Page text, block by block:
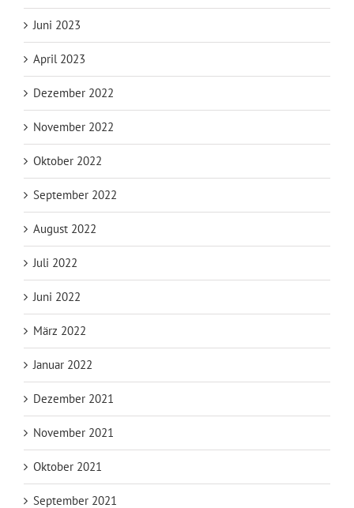
Juni 2023
April 2023
Dezember 2022
November 2022
Oktober 2022
September 2022
August 2022
Juli 2022
Juni 2022
März 2022
Januar 2022
Dezember 2021
November 2021
Oktober 2021
September 2021